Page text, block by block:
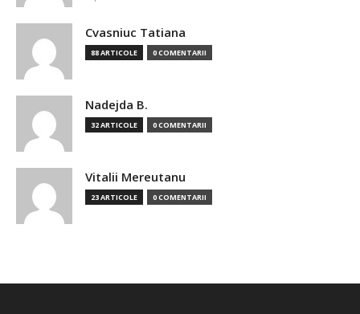
Cvasniuc Tatiana
88 ARTICOLE 0 COMENTARII
Nadejda B.
32 ARTICOLE 0 COMENTARII
Vitalii Mereutanu
23 ARTICOLE 0 COMENTARII